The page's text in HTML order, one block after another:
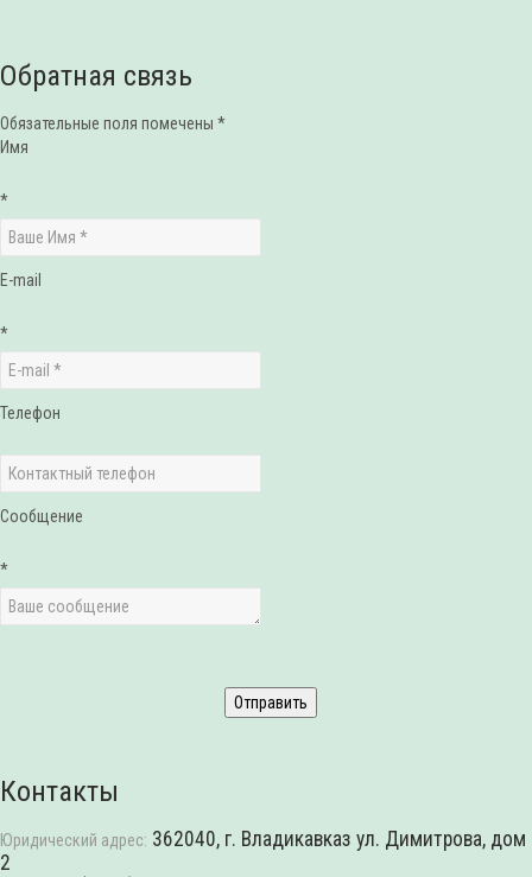
Обратная связь
Обязательные поля помечены *
Имя
*
E-mail
*
Телефон
Сообщение
*
Контакты
Юридический адрес: 362040, г. Владикавказ ул. Димитрова, дом
2